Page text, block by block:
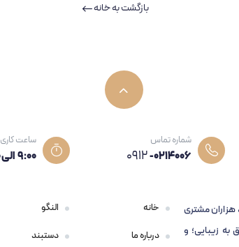
بازگشت به خانه
شماره تماس
0912-0214006
ساعت کاری
۹:۰۰ الی 20:30
هزاران مشتری
زیبایی؛ و
خانه
درباره ما
النگو
دستبند